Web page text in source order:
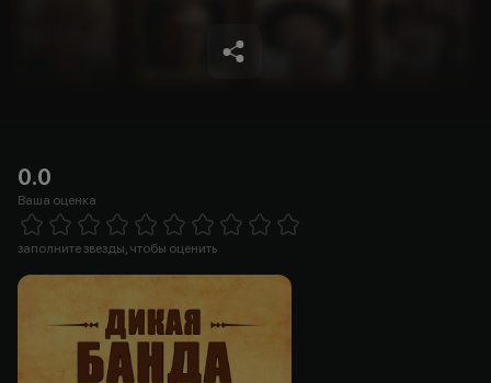
0.0
Ваша оценка
5 Stars
заполните звезды, чтобы оценить